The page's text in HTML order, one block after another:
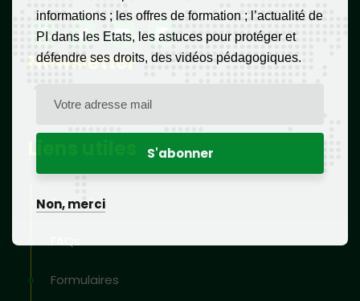
Newsletter
Accueil
Formulaires
informations ; les offres de formation ; l’actualité de
PI dans les Etats, les astuces pour protéger et
défendre ses droits, des vidéos pédagogiques.
Non, merci